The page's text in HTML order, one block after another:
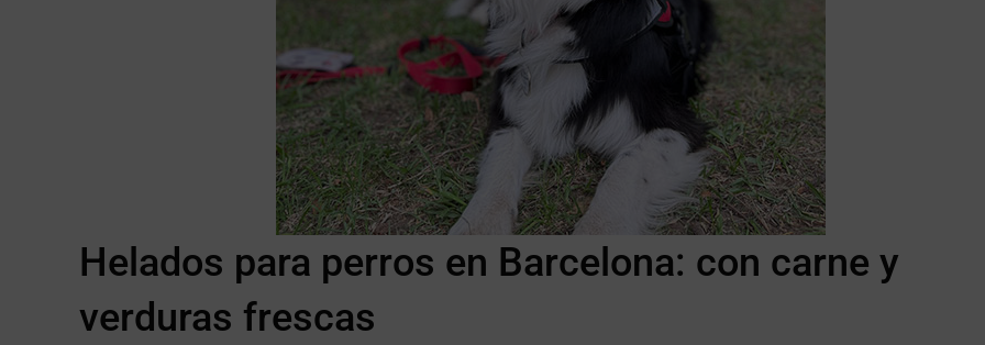
Helados para perros en Barcelona: con carne y
verduras frescas